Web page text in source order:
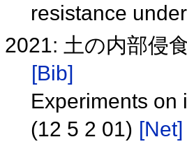
resistance
2021: 土の内部侵
[Bib]
Experiments on
(12 5 2 01) [Net]